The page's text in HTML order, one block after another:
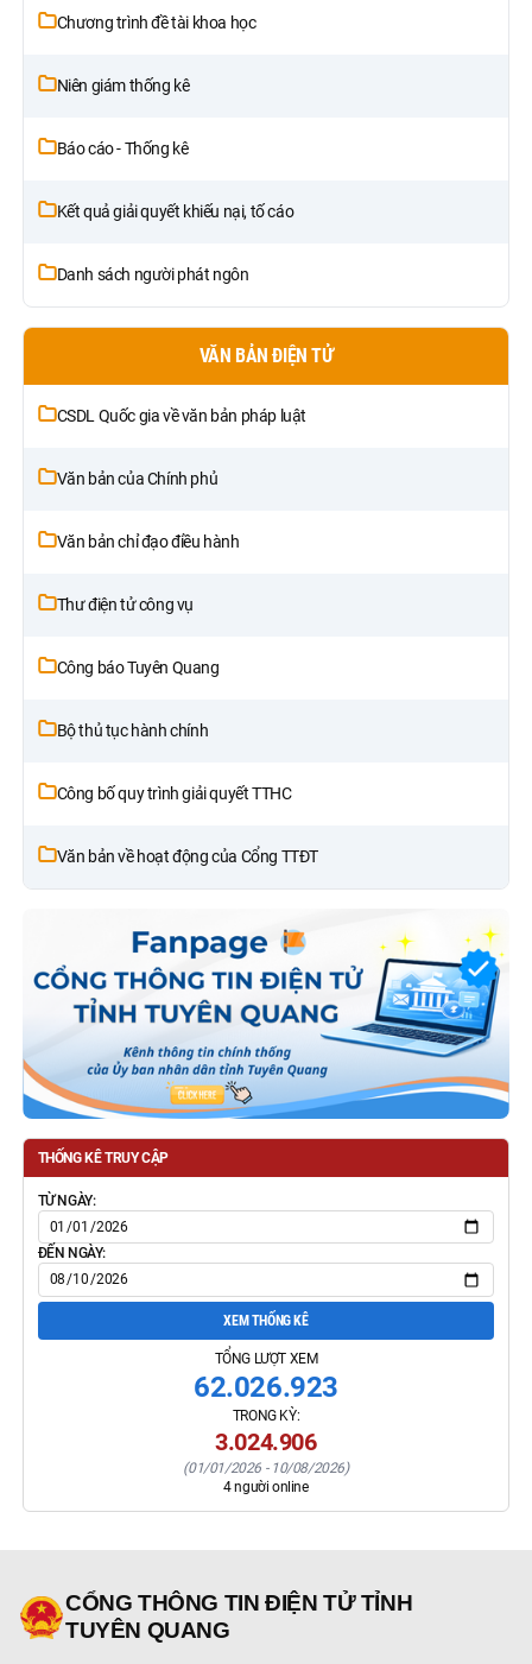
Chương trình đề tài khoa học
Niên giám thống kê
Báo cáo - Thống kê
Kết quả giải quyết khiếu nại, tố cáo
Danh sách người phát ngôn
VĂN BẢN ĐIỆN TỬ
CSDL Quốc gia về văn bản pháp luật
Văn bản của Chính phủ
Văn bản chỉ đạo điều hành
Thư điện tử công vụ
Công báo Tuyên Quang
Bộ thủ tục hành chính
Công bố quy trình giải quyết TTHC
Văn bản về hoạt động của Cổng TTĐT
THỐNG KÊ TRUY CẬP
TỪ NGÀY:
ĐẾN NGÀY:
XEM THỐNG KÊ
TỔNG LƯỢT XEM
62.026.923
TRONG KỲ:
3.024.906
(01/01/2026 - 10/08/2026)
4người online
CỔNG THÔNG TIN ĐIỆN TỬ TỈNH
TUYÊN QUANG